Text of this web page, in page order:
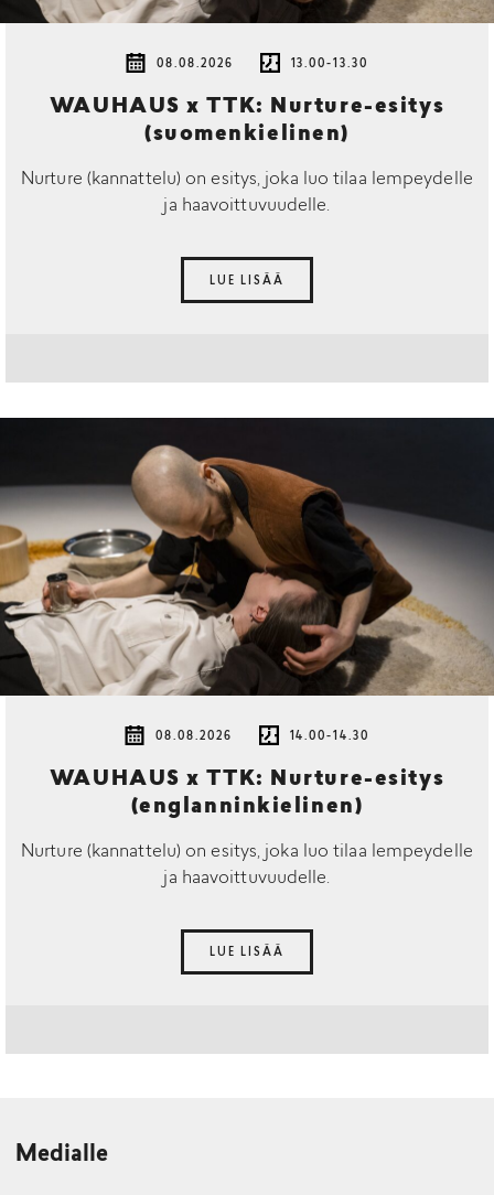
08.08.2026 13.00-13.30
WAUHAUS x TTK: Nurture-esitys
(suomenkielinen)
Nurture (kannattelu) on esitys, joka luo tilaa lempeydelle
ja haavoittuvuudelle.
LUE LISÄÄ
08.08.2026 14.00-14.30
WAUHAUS x TTK: Nurture-esitys
(englanninkielinen)
Nurture (kannattelu) on esitys, joka luo tilaa lempeydelle
ja haavoittuvuudelle.
LUE LISÄÄ
Medialle